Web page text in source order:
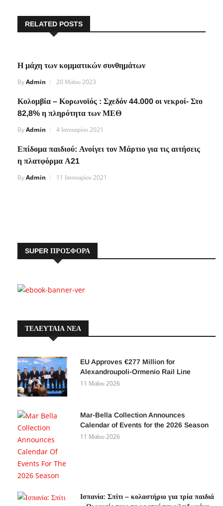
RELATED POSTS
Η μάχη των κομματικών συνθημάτων
ByAdmin 20 Μαΐου 2023
Κολομβία – Κορωνοϊός : Σχεδόν 44.000 οι νεκροί- Στο
82,8% η πληρότητα των ΜΕΘ
ByAdmin 4 Ιανουαρίου 2021
Επίδομα παιδιού: Ανοίγει τον Μάρτιο για τις αιτήσεις
η πλατφόρμα Α21
ByAdmin 11 Ιανουαρίου 2021
SUPER ΠΡΟΣΦΟΡΑ
ΤΕΛΕΥΤΑΙΑ ΝΕΑ
EU Approves €277 Million for
Alexandroupoli-Ormenio Rail Line
11 Μαΐου 2026
Mar-Bella Collection Announces
Calendar of Events for the 2026 Season
11 Μαΐου 2026
Ισπανία: Σπίτι – κολαστήριο για τρία παιδιά